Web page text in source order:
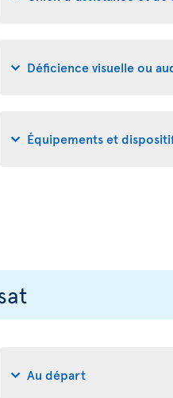
Déficience visuelle ou
Équipements et
Au départ